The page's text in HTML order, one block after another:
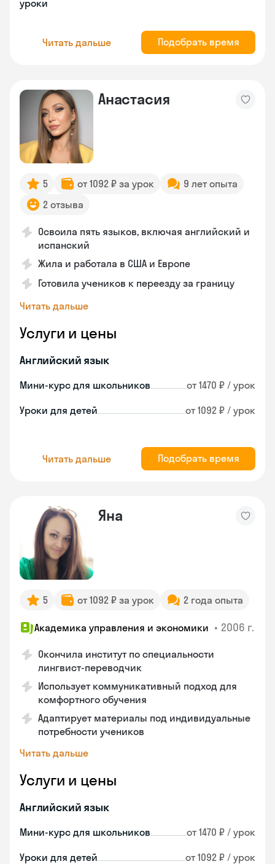
уроки
Читать дальше Подобрать время
Анастасия
5 от 1092 ₽ за урок
9 лет опыта
2 отзыва
Освоила пять языков, включая английский и
испанский
Жила и работала в США и Европе
Готовила учеников к переезду за границу
Читать дальше
Услуги и цены
Английский язык
Мини-курс для школьников от 1470 ₽ / урок
Уроки для детей от 1092 ₽ / урок
Читать дальше Подобрать время
Яна
5 от 1092 ₽ за урок 2 года опыта
Академика управления и экономики • 2006 г.
Окончила институт по специальности
лингвист-переводчик
Использует коммуникативный подход для
комфортного обучения
Адаптирует материалы под индивидуальные
потребности учеников
Читать дальше
Услуги и цены
Английский язык
Мини-курс для школьников от 1470 ₽ / урок
Уроки для детей от 1092 ₽ / урок